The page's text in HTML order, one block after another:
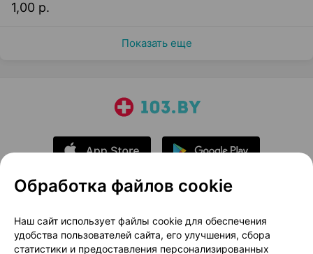
1,00 р.
Показать еще
О проекте
Новости проекта
Размещение рекламы
Медицинский маркетинг
Обработка файлов cookie
Наш сайт использует файлы cookie для обеспечения
удобства пользователей сайта, его улучшения, сбора
статистики и предоставления персонализированных